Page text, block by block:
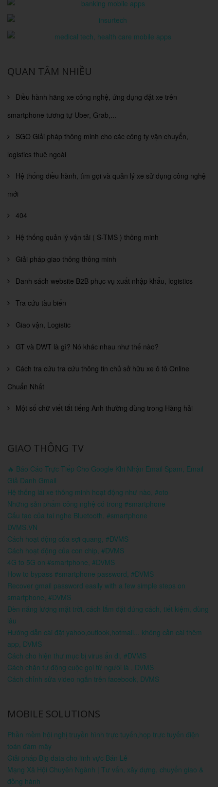
QUAN TÂM NHIỀU
Điều hành hãng xe công nghệ, ứng dụng đặt xe trên
smartphone tương tự Uber, Grab,...
SGO Giải pháp thông minh cho các công ty vận chuyển,
logistics thuê ngoài
Hệ thống điều hành, tìm gọi và quản lý xe sử dụng công nghệ
mới
404
Hệ thống quản lý vận tải ( S-TMS ) thông minh
Giải pháp giao thông thông minh
Danh sách website B2B phục vụ xuất nhập khẩu, logistics
Tra cứu tàu biển
Giao vận, Logistic
GT và DWT là gì? Nó khác nhau như thế nào?
Cách tra cứu tra cứu thông tin chủ sở hữu xe ô tô Online
Chuẩn Nhất
Một số chữ viết tắt tiếng Anh thường dùng trong Hàng hải
GIAO THÔNG TV
🔥 Báo Cáo Trực Tiếp Cho Google Khi Nhận Email Spam, Email
Giả Danh Gmail
Hệ thống lái xe thông minh hoạt động như nào, #oto
Những sản phẩm công nghệ có trong #smartphone
Cấu tạo của tai nghe Bluetooth, #smartphone
DVMS.VN
Cách hoạt động của sợi quang, #DVMS
Cách hoạt động của con chip, #DVMS
4G to 5G on #smartphone, #DVMS
How to bypass #smartphone password, #DVMS
Recover gmail password easily with a few simple steps on
smartphone, #DVMS
Đèn năng lượng mặt trời, cách lắm đặt đúng cách, tiết kiệm, dùng
lâu
Hướng dẫn cài đặt yahoo,outlook,hotmail... không cần cài thêm
app, DVMS
Cách cho hiện thư mục bị virus ẩn đi, #DVMS
Cách chặn tự động cuộc gọi từ người là , DVMS
Cách chỉnh sửa video ngắn trên facebook, DVMS
MOBILE SOLUTIONS
Phần mềm hội nghị truyền hình trực tuyến,họp trực tuyến điện
toán đám mây
Giải pháp Big data cho lĩnh vực Bán Lẻ
Mạng Xã Hội Chuyên Ngành | Tư vấn, xây dựng, chuyển giao &
đồng hành